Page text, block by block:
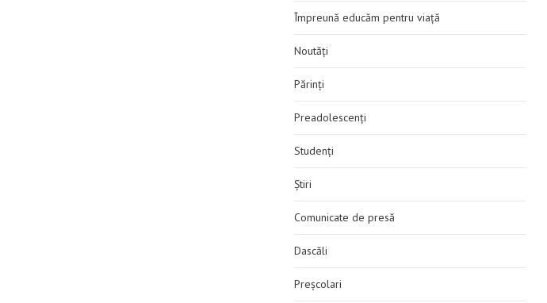
Împreună educăm pentru viață
Noutăți
Părinți
Preadolescenți
Studenți
Știri
Comunicate de presă
Dascăli
Preșcolari